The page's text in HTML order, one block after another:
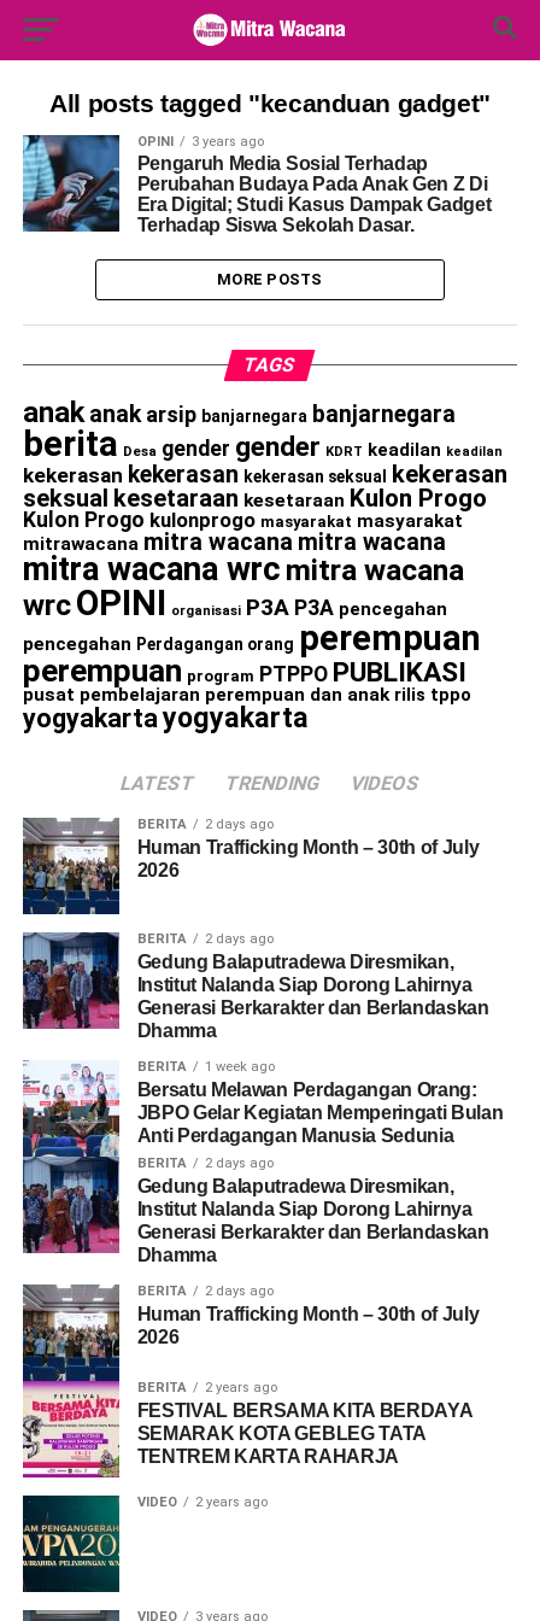
for:
All posts tagged "kecanduan gadget"
OPINI 3 years ago
Pengaruh Media Sosial Terhadap
Perubahan Budaya Pada Anak Gen Z Di
Era Digital; Studi Kasus Dampak Gadget
Terhadap Siswa Sekolah Dasar.
MORE POSTS
TAGS
anak anak arsip banjarnegara banjarnegara
berita Desa gender gender KDRT keadilan keadilan
kekerasan kekerasan kekerasan seksual
kekerasan
seksual kesetaraan kesetaraan Kulon Progo
Kulon Progo kulonprogo masyarakat masyarakat
mitrawacana mitra wacana mitra wacana
mitra wacana wrc mitra wacana
wrcOPINI organisasi P3A P3A pencegahan
pencegahan Perdagangan orang perempuan
perempuan program PTPPO PUBLIKASI
pusat pembelajaran perempuan dan anak rilis tppo
yogyakartayogyakarta
LATEST TRENDING VIDEOS
BERITA 2 days ago
Human Trafficking Month – 30th of July
2026
BERITA 2 days ago
Gedung Balaputradewa Diresmikan,
Institut Nalanda Siap Dorong Lahirnya
Generasi Berkarakter dan Berlandaskan
Dhamma
BERITA 1 week ago
Bersatu Melawan Perdagangan Orang:
JBPO Gelar Kegiatan Memperingati Bulan
Anti Perdagangan Manusia Sedunia
BERITA 2 days ago
Gedung Balaputradewa Diresmikan,
Institut Nalanda Siap Dorong Lahirnya
Generasi Berkarakter dan Berlandaskan
Dhamma
BERITA 2 days ago
Human Trafficking Month – 30th of July
2026
BERITA 2 years ago
FESTIVAL BERSAMA KITA BERDAYA
SEMARAK KOTA GEBLEG TATA
TENTREM KARTA RAHARJA
VIDEO 2 years ago
VIDEO 3 years ago